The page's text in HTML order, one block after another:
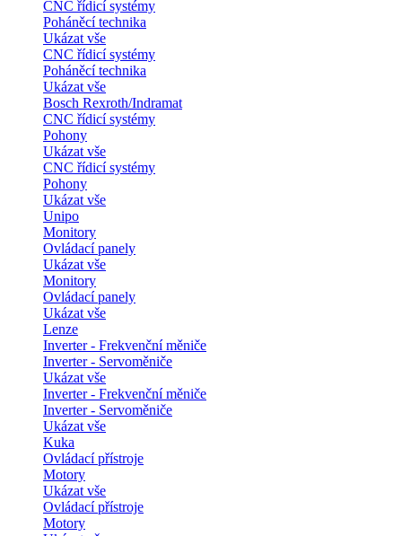
CNC řídicí systémy
Poháněcí technika
Ukázat vše
CNC řídicí systémy
Poháněcí technika
Ukázat vše
Bosch Rexroth/Indramat
CNC řídicí systémy
Pohony
Ukázat vše
CNC řídicí systémy
Pohony
Ukázat vše
Unipo
Monitory
Ovládací panely
Ukázat vše
Monitory
Ovládací panely
Ukázat vše
Lenze
Inverter - Frekvenční měniče
Inverter - Servoměniče
Ukázat vše
Inverter - Frekvenční měniče
Inverter - Servoměniče
Ukázat vše
Kuka
Ovládací přístroje
Motory
Ukázat vše
Ovládací přístroje
Motory